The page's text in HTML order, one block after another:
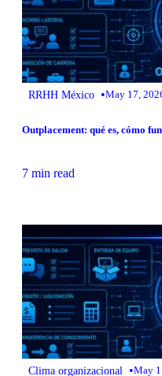
RRHH México •May 17,
Outplacement: qué es, cómo
7 min read
Clima organizacional •May